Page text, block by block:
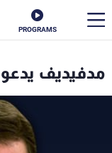
PROGRAMS
مدفيديف